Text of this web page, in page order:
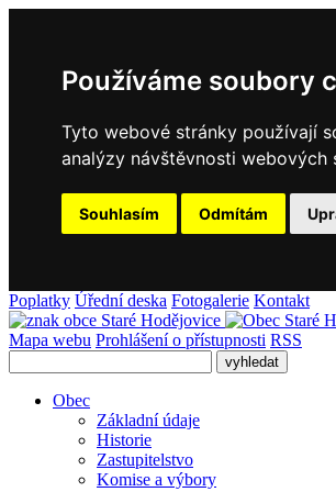
Používáme soubory
Tyto webové stránky používají
analýzy návštěvnosti
Souhlasím Odmítám
Poplatky Úřední deska Fotogalerie Kontakt
Mapa webu Prohlášení o přístupnosti RSS
Obec
Základní údaje
Historie
Zastupitelstvo
Komise a výbory